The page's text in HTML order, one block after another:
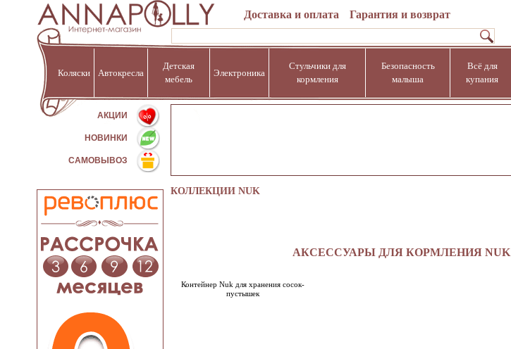
Доставка и оплата Гарантия и возврат
Коляски Автокресла
Детская
мебель
Электроника
Стульчики для
кормления
Безопасность
малыша
Всё для
купания
АКЦИИ %
НОВИНКИ
САМОВЫВОЗ
КОЛЛЕКЦИИ NUK
АКСЕССУАРЫ ДЛЯ КОРМЛЕНИЯ NUK
Контейнер Nuk для хранения сосок-
пустышек